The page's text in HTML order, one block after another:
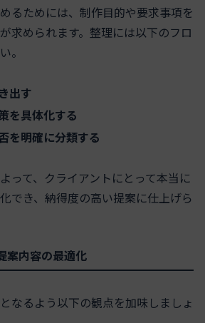
るためには、制作目的や要求事項を
求められます。整理には以下のフロ
。
出す
を具体化する
を明確に分類する
って、クライアントにとって本当に
でき、納得度の高い提案に仕上げら
案内容の最適化
なるよう以下の観点を加味しましょ